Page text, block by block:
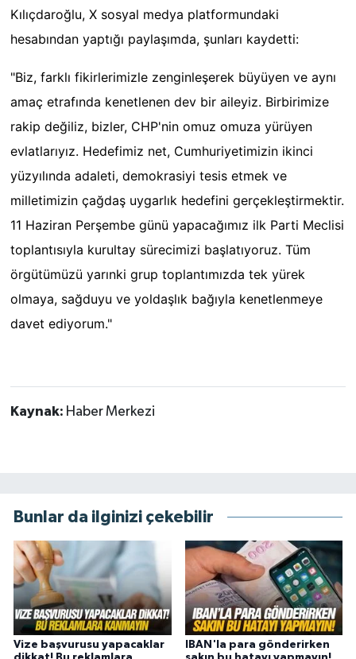
Kılıçdaroğlu, X sosyal medya platformundaki
hesabından yaptığı paylaşımda, şunları kaydetti:
"Biz, farklı fikirlerimizle zenginleşerek büyüyen ve aynı
amaç etrafında kenetlenen dev bir aileyiz. Birbirimize
rakip değiliz, bizler, CHP'nin omuz omuza yürüyen
evlatlarıyız. Hedefimiz net, Cumhuriyetimizin ikinci
yüzyılında adaleti, demokrasiyi tesis etmek ve
milletimizin çağdaş uygarlık hedefini gerçekleştirmektir.
11 Haziran Perşembe günü yapacağımız ilk Parti Meclisi
toplantısıyla kurultay sürecimizi başlatıyoruz. Tüm
örgütümüzü yarınki grup toplantımızda tek yürek
olmaya, sağduyu ve yoldaşlık bağıyla kenetlenmeye
davet ediyorum."
Kaynak: Haber Merkezi
Bunlar da ilginizi çekebilir
Vize başvurusu yapacaklar
IBAN'la para gönderirken